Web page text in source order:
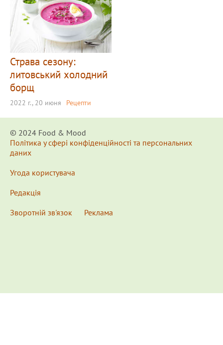
Страва сезону:
литовський холодний
борщ
2022 г., 20 июня Рецепти
© 2024 Food & Мood
Політика у сфері конфіденційності та персональних
даних
Угода користувача
Редакція
Зворотній зв'язок
Реклама